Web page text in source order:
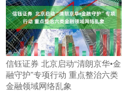
信钰证券 北京启动“清朗京华•金
融守护”专项行动 重点整治六类
金融领域网络乱象